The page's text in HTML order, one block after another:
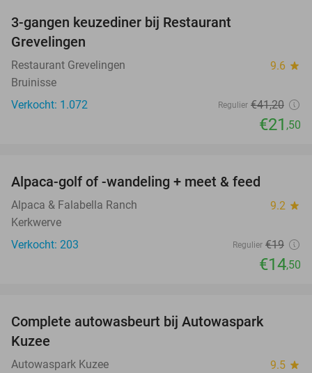
3-gangen keuzediner bij Restaurant
Grevelingen
Restaurant Grevelingen 9.6 star
Bruinisse
Verkocht: 1.072
Regulier €41,20
€21 ,50
Alpaca-golf of -wandeling + meet & feed
Alpaca & Falabella Ranch 9.2 star
Kerkwerve
Verkocht: 203
Regulier €19
€14,50
Complete autowasbeurt bij Autowaspark
Kuzee
Autowaspark Kuzee 9.5 star